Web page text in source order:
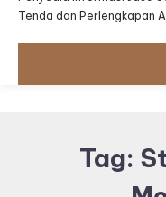
Tenda dan Perlengkapan
Tag: